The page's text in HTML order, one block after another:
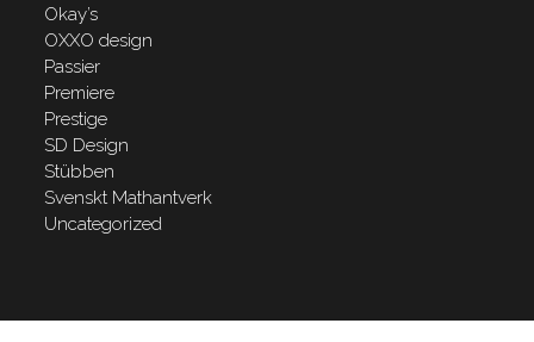
Okay’s
OXXO design
Passier
Premiere
Prestige
SD Design
Stübben
Svenskt Mathantverk
Uncategorized